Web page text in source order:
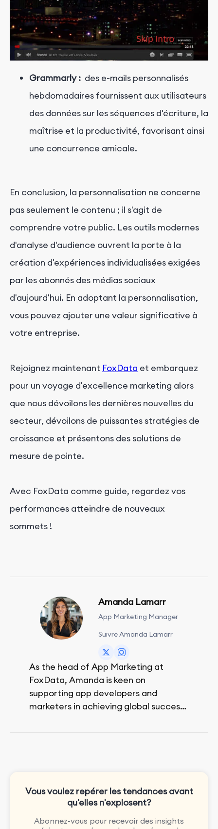
Grammarly : des e-mails personnalisés
hebdomadaires fournissent aux utilisateurs
des données sur les séquences d'écriture, la
maîtrise et la productivité, favorisant ainsi
une concurrence amicale.
En conclusion, la personnalisation ne concerne
pas seulement le contenu ; il s'agit de
comprendre votre public. Les outils modernes
d'analyse d'audience ouvrent la porte à la
création d'expériences individualisées exigées
par les abonnés des médias sociaux
d'aujourd'hui. En adoptant la personnalisation,
vous pouvez ajouter une valeur significative à
votre entreprise.
Rejoignez maintenant FoxData et embarquez
pour un voyage d'excellence marketing alors
que nous dévoilons les dernières nouvelles du
secteur, dévoilons de puissantes stratégies de
croissance et présentons des solutions de
mesure de pointe.
Avec FoxData comme guide, regardez vos
performances atteindre de nouveaux
sommets !
Amanda Lamarr
App Marketing Manager
Suivre Amanda Lamarr
As the head of App Marketing at
FoxData, Amanda is keen on
supporting app developers and
marketers in achieving global success,
Vous voulez repérer les tendances avant
qu'elles n'explosent?
Abonnez-vous pour recevoir des insights